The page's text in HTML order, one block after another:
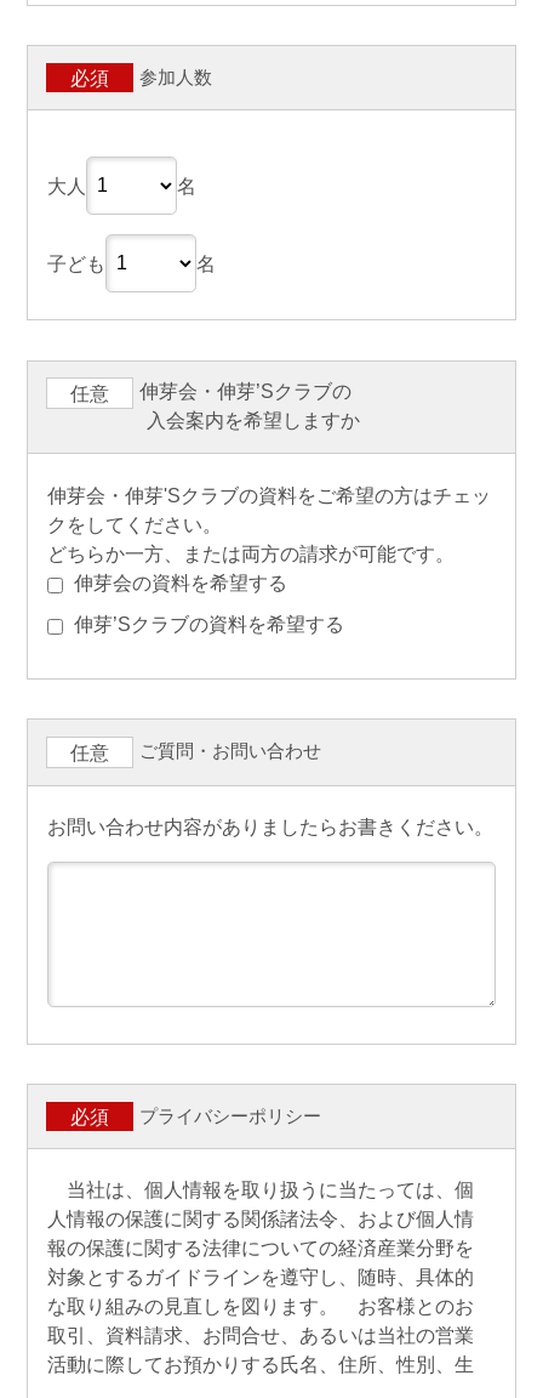
必須 参加人数
大人 名
子ども 名
任意
伸芽会・伸芽’Sクラブの
入会案内を希望しますか
伸芽会・伸芽'Sクラブの資料をご希望の方はチェッ
クをしてください。
どちらか一方、または両方の請求が可能です。
伸芽会の資料を希望する
伸芽’Sクラブの資料を希望する
任意 ご質問・お問い合わせ
お問い合わせ内容がありましたらお書きください。
必須 プライバシーポリシー
当社は、個人情報を取り扱うに当たっては、個
人情報の保護に関する関係諸法令、および個人情
報の保護に関する法律についての経済産業分野を
対象とするガイドラインを遵守し、随時、具体的
な取り組みの見直しを図ります。 お客様とのお
取引、資料請求、お問合せ、あるいは当社の営業
活動に際してお預かりする氏名、住所、性別、生